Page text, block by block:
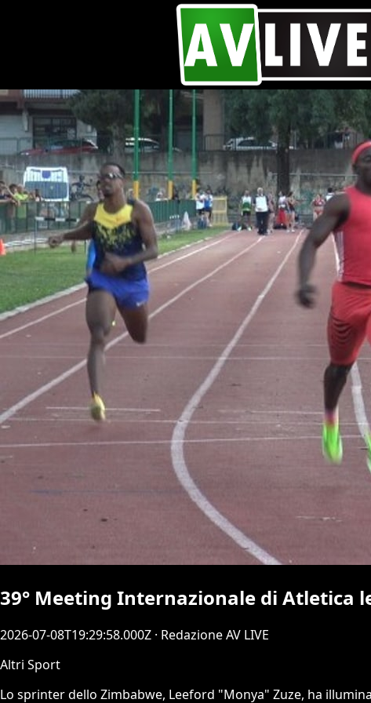
39° Meeting Internazionale di Atletica
2026-07-08T19:29:58.000Z · Redazione AV LIVE
Altri Sport
Lo sprinter dello Zimbabwe, Leeford "Monya" Zuze, ha